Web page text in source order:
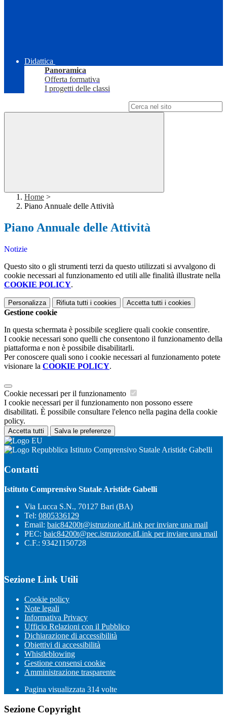
Didattica
Panoramica
Offerta formativa
I progetti delle classi
Home >
Piano Annuale delle Attività
Piano Annuale delle Attività
Notizie
Questo sito o gli strumenti terzi da questo utilizzati si avvalgono di
cookie necessari al funzionamento ed utili alle finalità illustrate nella
COOKIE POLICY.
Personalizza Rifiuta tutti i cookies Accetta tutti i cookies
Gestione cookie
In questa schermata è possibile scegliere quali cookie consentire.
I cookie necessari sono quelli che consentono il funzionamento della
piattaforma e non è possibile disabilitarli.
Per conoscere quali sono i cookie necessari al funzionamento potete
visionare la COOKIE POLICY.
Cookie necessari per il funzionamento
I cookie necessari per il funzionamento non possono essere
disabilitati. È possibile consultare l'elenco nella pagina della cookie
policy.
Accetta tutti Salva le preferenze
Istituto Comprensivo Statale Aristide Gabelli
Contatti
Istituto Comprensivo Statale Aristide Gabelli
Via Lucca S.N., 70127 Bari (BA)
Tel: 0805336129
Email: baic84200t@istruzione.itLink per inviare una mail
PEC: baic84200t@pec.istruzione.itLink per inviare una mail
C.F.: 93421150728
Sezione Link Utili
Cookie policy
Note legali
Informativa Privacy
Ufficio Relazioni con il Pubblico
Dichiarazione di accessibilità
Obiettivi di accessibilità
Whistleblowing
Gestione consensi cookie
Amministrazione trasparente
Pagina visualizzata 314 volte
Sezione Copyright